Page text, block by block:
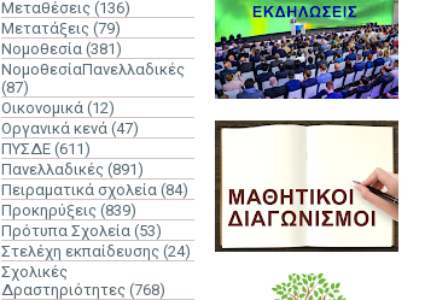
Μεταθέσεις (136)
Μετατάξεις (79)
Νομοθεσία (381)
ΝομοθεσίαΠανελλαδικές
(87)
Οικονομικά (12)
Οργανικά κενά (47)
ΠΥΣΔΕ (611)
Πανελλαδικές (891)
Πειραματικά σχολεία (84)
Προκηρύξεις (839)
Πρότυπα Σχολεία (53)
Στελέχη εκπαίδευσης (24)
Σχολικές
Δραστηριότητες (768)